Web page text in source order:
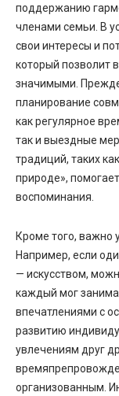
поддержанию
членами семьи. В
свои интересы и
который позволит
значимыми. Прежде
планирование
как регулярное
так и выездные
традиций, таких
природе»,
воспоминания.
Кроме того, важно
Например, если
— искусством,
каждый мог
впечатлениями с
развитию
увлечениям друг
организованным.